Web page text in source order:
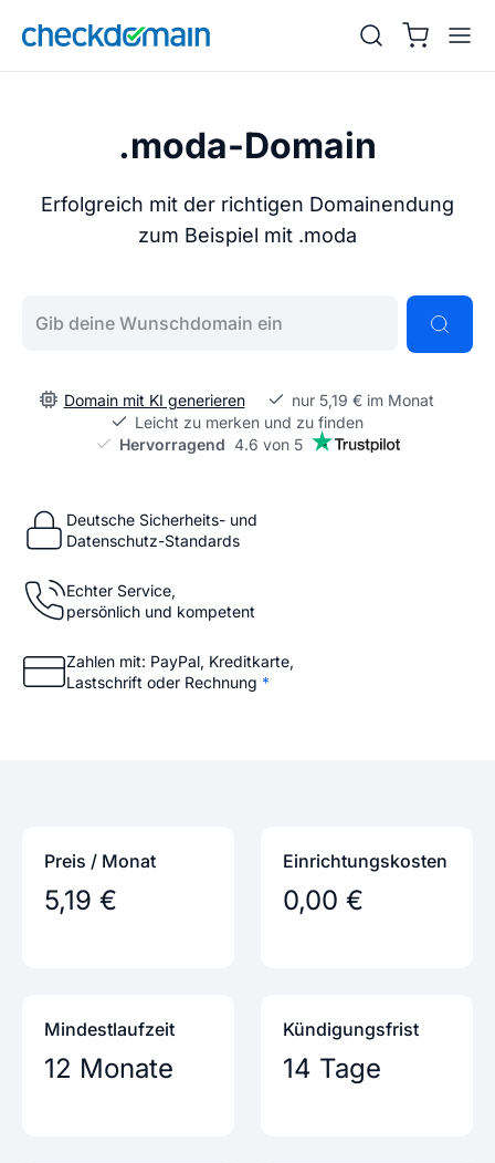
.moda-Domain
Erfolgreich mit der richtigen Domainendung
zum Beispiel mit .moda
Domain mit KI generieren
nur 5,19 € im Monat
Leicht zu merken und zu finden
Hervorragend 4.6 von 5
Deutsche Sicherheits- und
Datenschutz-Standards
Echter Service,
persönlich und kompetent
Zahlen mit: PayPal, Kreditkarte,
Lastschrift oder Rechnung *
Preis / Monat
5,19 €
Einrichtungs­kosten
0,00 €
Mindestlaufzeit
12 Monate
Kündigungs­frist
14 Tage